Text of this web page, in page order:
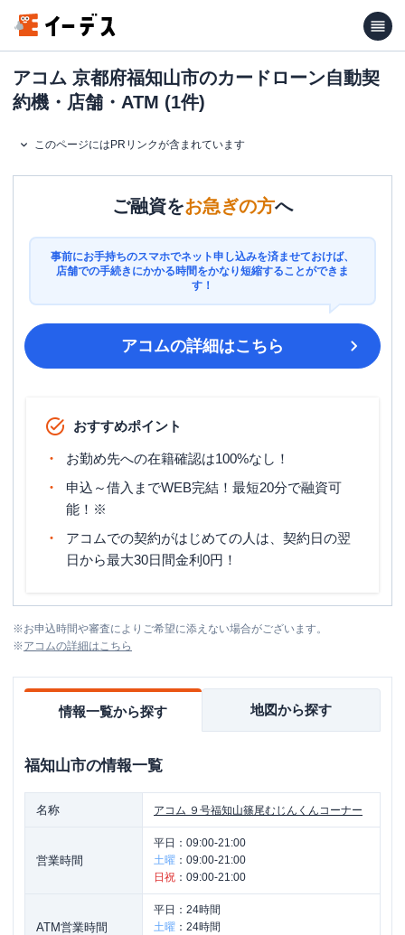
アコム 京都府福知山市のカードローン自動契
約機・店舗・ATM (1件)
このページにはPRリンクが含まれています
ご融資をお急ぎの方へ
事前にお手持ちのスマホでネット申し込みを済ませておけば、
店舗での手続きにかかる時間をかなり短縮することができま
す！
アコムの詳細はこちら
おすすめポイント
お勤め先への在籍確認は100%なし！
申込～借入までWEB完結！最短20分で融資可
能！※
アコムでの契約がはじめての人は、契約日の翌
日から最大30日間金利0円！
※お申込時間や審査によりご希望に添えない場合がございます。
※アコムの詳細はこちら
情報一覧から探す 地図から探す
福知山市の情報一覧
名称 アコム ９号福知山篠尾むじんくんコーナー
営業時間
平日： 09:00-21:00
土曜 ： 09:00-21:00
日祝 ： 09:00-21:00
ATM営業時間
平日： 24時間
土曜 ： 24時間